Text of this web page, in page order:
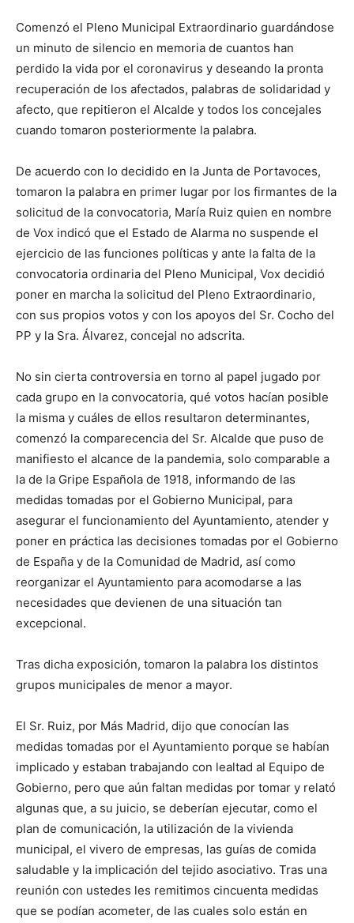
Comenzó el Pleno Municipal Extraordinario guardándose
un minuto de silencio en memoria de cuantos han
perdido la vida por el coronavirus y deseando la pronta
recuperación de los afectados, palabras de solidaridad y
afecto, que repitieron el Alcalde y todos los concejales
cuando tomaron posteriormente la palabra.
De acuerdo con lo decidido en la Junta de Portavoces,
tomaron la palabra en primer lugar por los firmantes de la
solicitud de la convocatoria, María Ruiz quien en nombre
de Vox indicó que el Estado de Alarma no suspende el
ejercicio de las funciones políticas y ante la falta de la
convocatoria ordinaria del Pleno Municipal, Vox decidió
poner en marcha la solicitud del Pleno Extraordinario,
con sus propios votos y con los apoyos del Sr. Cocho del
PP y la Sra. Álvarez, concejal no adscrita.
No sin cierta controversia en torno al papel jugado por
cada grupo en la convocatoria, qué votos hacían posible
la misma y cuáles de ellos resultaron determinantes,
comenzó la comparecencia del Sr. Alcalde que puso de
manifiesto el alcance de la pandemia, solo comparable a
la de la Gripe Española de 1918, informando de las
medidas tomadas por el Gobierno Municipal, para
asegurar el funcionamiento del Ayuntamiento, atender y
poner en práctica las decisiones tomadas por el Gobierno
de España y de la Comunidad de Madrid, así como
reorganizar el Ayuntamiento para acomodarse a las
necesidades que devienen de una situación tan
excepcional.
Tras dicha exposición, tomaron la palabra los distintos
grupos municipales de menor a mayor.
El Sr. Ruiz, por Más Madrid, dijo que conocían las
medidas tomadas por el Ayuntamiento porque se habían
implicado y estaban trabajando con lealtad al Equipo de
Gobierno, pero que aún faltan medidas por tomar y relató
algunas que, a su juicio, se deberían ejecutar, como el
plan de comunicación, la utilización de la vivienda
municipal, el vivero de empresas, las guías de comida
saludable y la implicación del tejido asociativo. Tras una
reunión con ustedes les remitimos cincuenta medidas
que se podían acometer, de las cuales solo están en